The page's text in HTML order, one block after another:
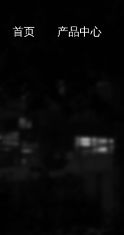
首页 产品中心